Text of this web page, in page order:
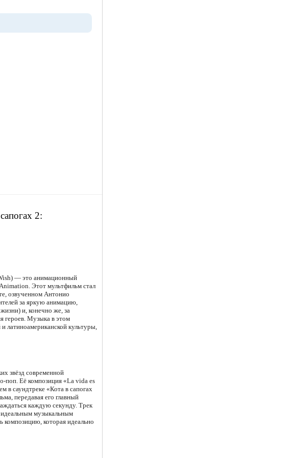
2:
— это анимационный
Этот мультфильм стал
озвученном Антонио
за яркую анимацию,
и, конечно же, за
героев. Музыка в этом
латиноамериканской культуры,
звёзд современной
поп. Её композиция «La vida es
в саундтреке «Кота в сапогах
передавая его главный
каждую секунду. Трек
идеальным музыкальным
композицию, которая идеально